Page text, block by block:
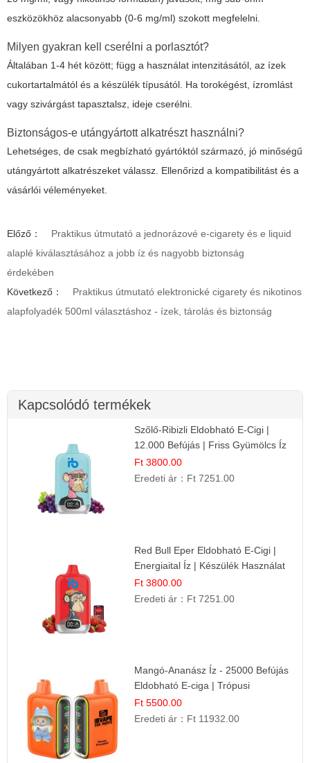
eszközökhöz alacsonyabb (0-6 mg/ml) szokott megfelelni.
Milyen gyakran kell cserélni a porlasztót?
Általában 1-4 hét között; függ a használat intenzitásától, az ízek
cukortartalmától és a készülék típusától. Ha torokégést, ízromlást
vagy szivárgást tapasztalsz, ideje cserélni.
Biztonságos-e utángyártott alkatrészt használni?
Lehetséges, de csak megbízható gyártóktól származó, jó minőségű
utángyártott alkatrészeket válassz. Ellenőrizd a kompatibilitást és a
vásárlói véleményeket.
Előző：
Praktikus útmutató a jednorázové e-cigarety és e liquid
alaplé kiválasztásához a jobb íz és nagyobb biztonság
érdekében
Következő：
Praktikus útmutató elektronické cigarety és nikotinos
alapfolyadék 500ml választáshoz - ízek, tárolás és biztonság
Kapcsolódó termékek
Szőlő-Ribizli Eldobható E-Cigi |
12.000 Befújás | Friss Gyümölcs Íz
Ft 3800.00
Eredeti ár： Ft 7251.00
Red Bull Eper Eldobható E-Cigi |
Energiaital Íz | Készülék Használat
Ft 3800.00
Eredeti ár： Ft 7251.00
Mangó-Ananász Íz - 25000 Befújás
Eldobható E-ciga | Trópusi
Gyümölcs Élmény!
Ft 5500.00
Eredeti ár： Ft 11932.00